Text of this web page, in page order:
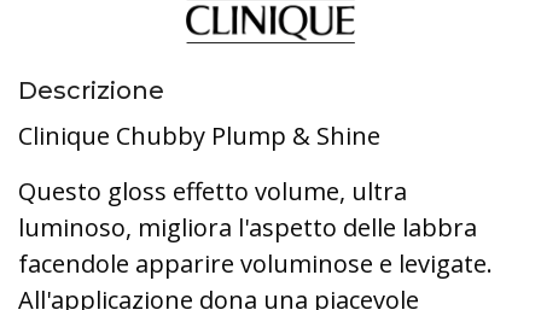
Descrizione
Clinique Chubby Plump & Shine
Questo gloss effetto volume, ultra
luminoso, migliora l'aspetto delle labbra
facendole apparire voluminose e levigate.
All'applicazione dona una piacevole